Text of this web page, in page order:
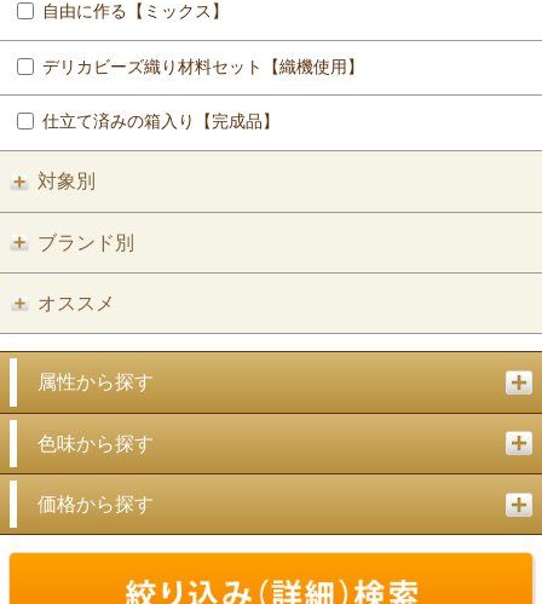
自由に作る【ミックス】
デリカビーズ織り材料セット【織機使用】
仕立て済みの箱入り【完成品】
対象別
ブランド別
オススメ
属性から探す
色味から探す
価格から探す